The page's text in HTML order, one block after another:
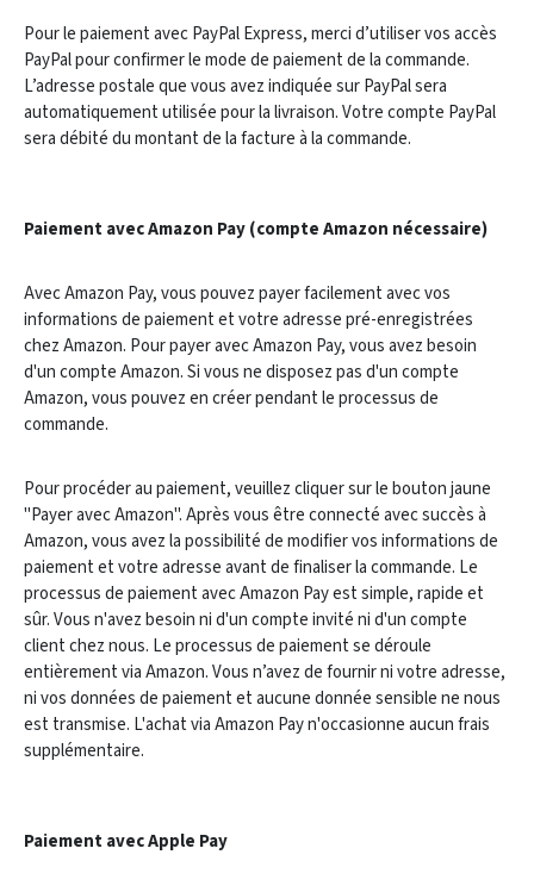
Pour le paiement avec PayPal Express, merci d’utiliser vos accès
PayPal pour confirmer le mode de paiement de la commande.
L’adresse postale que vous avez indiquée sur PayPal sera
automatiquement utilisée pour la livraison. Votre compte PayPal
sera débité du montant de la facture à la commande.
Paiement avec Amazon Pay (compte Amazon nécessaire)
Avec Amazon Pay, vous pouvez payer facilement avec vos
informations de paiement et votre adresse pré-enregistrées
chez Amazon. Pour payer avec Amazon Pay, vous avez besoin
d'un compte Amazon. Si vous ne disposez pas d'un compte
Amazon, vous pouvez en créer pendant le processus de
commande.
Pour procéder au paiement, veuillez cliquer sur le bouton jaune
"Payer avec Amazon". Après vous être connecté avec succès à
Amazon, vous avez la possibilité de modifier vos informations de
paiement et votre adresse avant de finaliser la commande. Le
processus de paiement avec Amazon Pay est simple, rapide et
sûr. Vous n'avez besoin ni d'un compte invité ni d'un compte
client chez nous. Le processus de paiement se déroule
entièrement via Amazon. Vous n’avez de fournir ni votre adresse,
ni vos données de paiement et aucune donnée sensible ne nous
est transmise. L'achat via Amazon Pay n'occasionne aucun frais
supplémentaire.
Paiement avec Apple Pay